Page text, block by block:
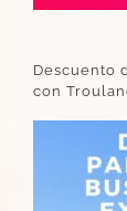
Descuento
con